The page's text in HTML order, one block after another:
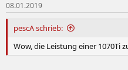
08.01.2019
pescA schrieb:
Wow, die Leistung einer 1070Ti